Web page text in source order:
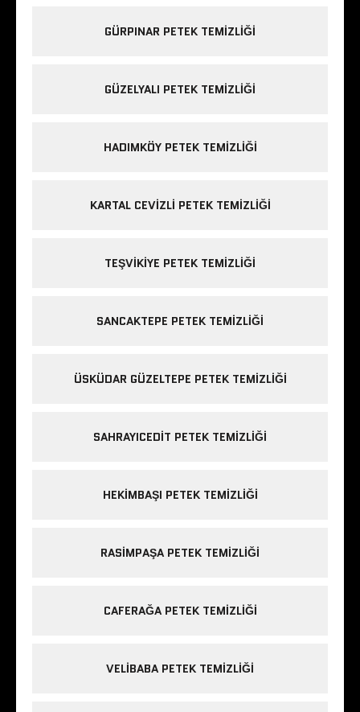
GÜRPINAR PETEK TEMIZLIĞI
GÜZELYALI PETEK TEMIZLIĞI
HADIMKÖY PETEK TEMIZLIĞI
KARTAL CEVIZLI PETEK TEMIZLIĞI
TEŞVIKIYE PETEK TEMIZLIĞI
SANCAKTEPE PETEK TEMIZLIĞI
ÜSKÜDAR GÜZELTEPE PETEK TEMIZLIĞI
SAHRAYICEDIT PETEK TEMIZLIĞI
HEKIMBAŞI PETEK TEMIZLIĞI
RASIMPAŞA PETEK TEMIZLIĞI
CAFERAĞA PETEK TEMIZLIĞI
VELIBABA PETEK TEMIZLIĞI